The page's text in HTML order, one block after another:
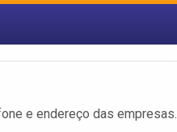
e endereço das empresas.